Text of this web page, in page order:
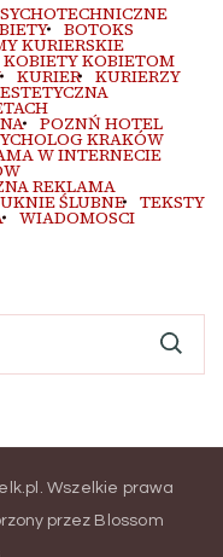
BOTOKS
KURIERSKIE
KOBIETY KOBIETOM
KURIER KURIERZY
POZNŃ HOTEL
KRAKÓW
W INTERNECIE
REKLAMA
ŚLUBNE TEKSTY
WIADOMOSCI
. Wszelkie prawa
przez Blossom